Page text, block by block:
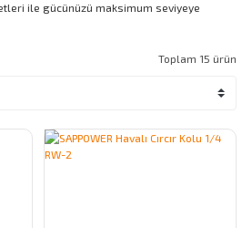
ile gücünüzü maksimum seviyeye
Toplam 15 ürün